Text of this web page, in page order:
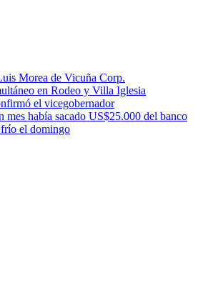
Morea de Vicuña Corp.
en Rodeo y Villa Iglesia
el vicegobernador
había sacado US$25.000 del banco
el domingo